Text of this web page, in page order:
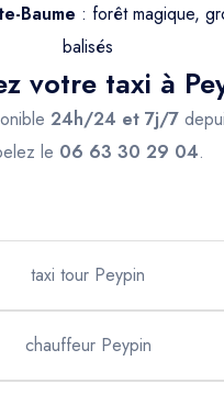
Baume : forêt magique,
balisés
votre taxi à
24h/24 et 7j/7
le 06 63 30 29 04.
taxi tour Peypin
chauffeur Peypin